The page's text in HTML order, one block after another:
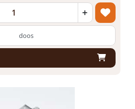
+
doos